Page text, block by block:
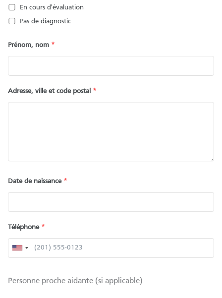
En cours d'évaluation
Pas de diagnostic
Prénom, nom *
Adresse, ville et code postal *
Date de naissance *
Téléphone *
Personne proche aidante (si applicable)